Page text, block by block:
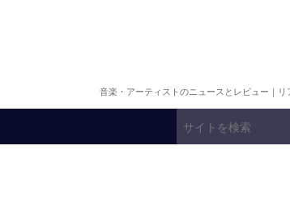
音楽・アーティストのニュースとレビュー｜リ